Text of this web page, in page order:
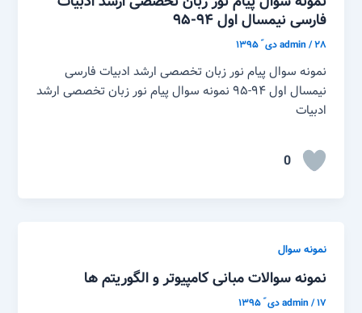
فارسی نیمسال اول ۹۴-۹۵
admin/۲۸ دی ّ ۱۳۹۵
نمونه سوال پیام نور زبان تخصصی ارشد ادبیات فارسی
نیمسال اول ۹۴-۹۵ نمونه سوال پیام نور زبان تخصصی ارشد
ادبیات
0
نمونه سوال
نمونه سوالات مبانی کامپیوتر و الگوریتم ها
admin/۱۷ دی ّ ۱۳۹۵